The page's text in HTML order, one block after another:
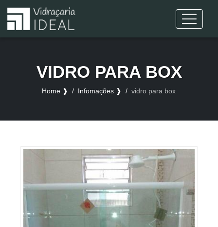
VIDRO PARA BOX
Home ❱ Infomações ❱ vidro para box